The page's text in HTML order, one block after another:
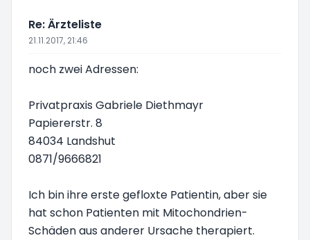
Re: Ärzteliste
21.11.2017, 21:46
noch zwei Adressen:
Privatpraxis Gabriele Diethmayr
Papiererstr. 8
84034 Landshut
0871/9666821
Ich bin ihre erste gefloxte Patientin, aber sie
hat schon Patienten mit Mitochondrien-
Schäden aus anderer Ursache therapiert.